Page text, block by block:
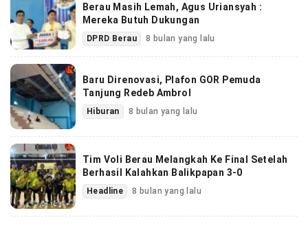
Berau Masih Lemah, Agus Uriansyah :
Mereka Butuh Dukungan
DPRD Berau 8 bulan yang lalu
Baru Direnovasi, Plafon GOR Pemuda
Tanjung Redeb Ambrol
Hiburan 8 bulan yang lalu
Tim Voli Berau Melangkah Ke Final Setelah
Berhasil Kalahkan Balikpapan 3-0
Headline 8 bulan yang lalu